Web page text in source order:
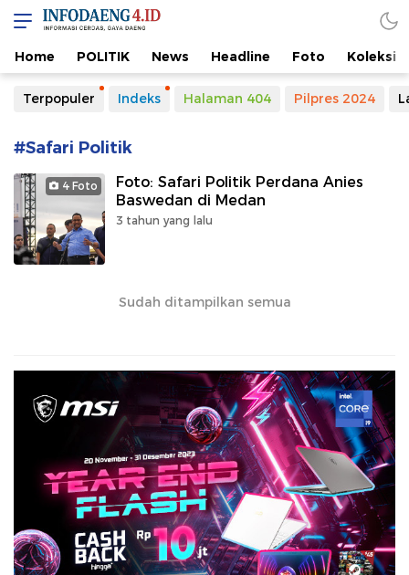
Home POLITIK News Headline Foto Koleksi
Terpopuler Indeks Halaman 404 Pilpres 2024
#Safari Politik
4 Foto
Foto: Safari Politik Perdana Anies
Baswedan di Medan
3 tahun yang lalu
Sudah ditampilkan semua